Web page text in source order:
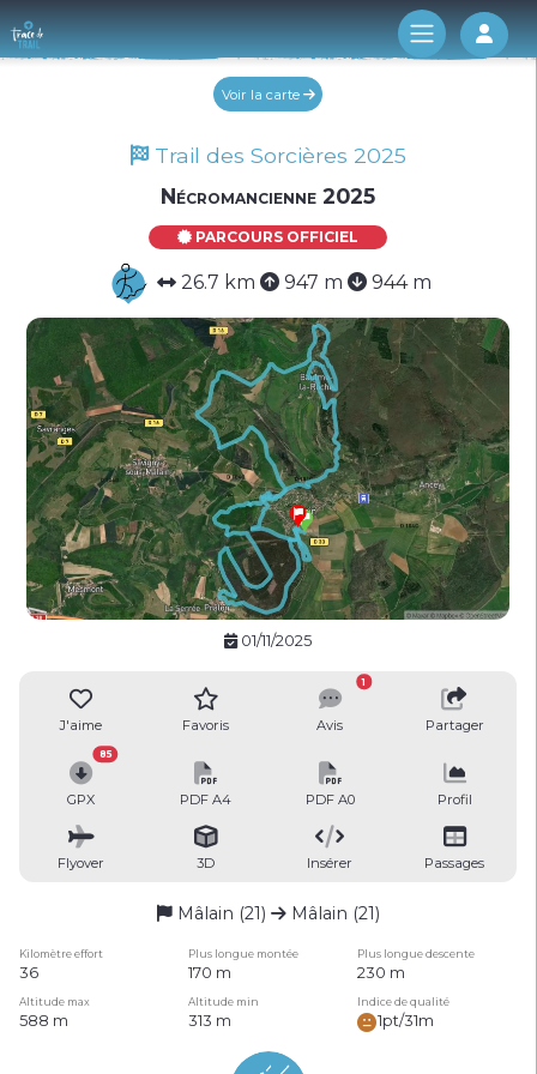
Log
Voir la carte
Trail des Sorcières 2025
Nécromancienne 2025
PARCOURS OFFICIEL
26.7 km 947 m 944 m
01/11/2025
J'aime Favoris Avis
1
Partager
GPX
85
PDF A4 PDF A0 Profil
Flyover 3D Insérer Passages
Mâlain (21) Mâlain (21)
Kilomètre effort Plus longue montée Plus longue descente
36 170 m 230 m
Altitude max Altitude min Indice de qualité
588 m 313 m 1pt/31m